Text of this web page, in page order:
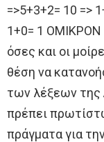
=>5+3+2= 10 =>
1+0= 1 ΟΜΙΚΡΟΝ
όσες και οι
θέση να
των λέξεων της
πρέπει
πράγματα για